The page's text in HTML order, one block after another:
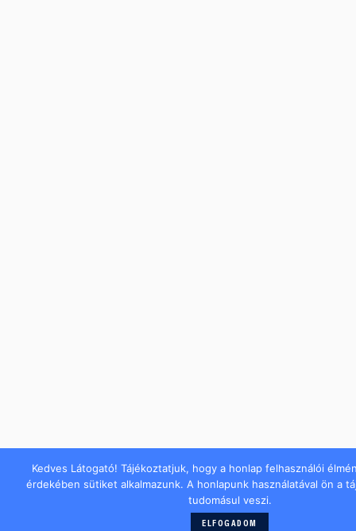
Kedves Látogató! Tájékoztatjuk, hogy a honlap felhasználói
érdekében sütiket alkalmazunk. A honlapunk használatával ön a
tudomásul veszi.
ELFOGADOM